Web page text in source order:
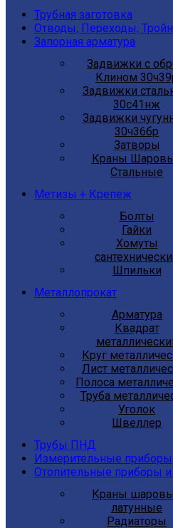
Трубная заготовка
Отводы, Переходы,
Запорная арматура
Задвижки с
Клином
Задвижки
30с41нж
Задвижки
30ч36бр
Затворы
Краны
Стальные
Метизы + Крепеж
Болты
Гайки
Хомуты
Шпильки
Металлопрокат
Арматура
Квадрат
Круг
Лист
Полоса
Труба
Уголок
Швеллер
Трубы ПНД
Измерительные приборы
Отопительные приборы
Краны
латунные
Радиаторы